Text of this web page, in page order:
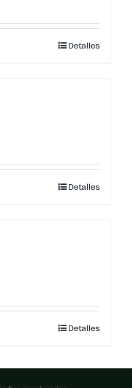
Detalles
Detalles
Detalles